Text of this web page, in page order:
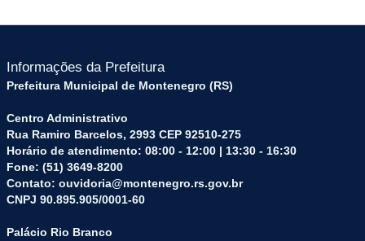
Informações da Prefeitura
Prefeitura Municipal de Montenegro (RS)
Centro Administrativo
Rua Ramiro Barcelos, 2993 CEP 92510-275
Horário de atendimento: 08:00 - 12:00 | 13:30 - 16:30
Fone: (51) 3649-8200
Contato: ouvidoria@montenegro.rs.gov.br
CNPJ 90.895.905/0001-60
Palácio Rio Branco